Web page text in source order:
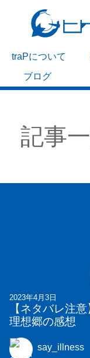
traPについて
ブログ
記事
2023年4月3日
【ネタバレ注
理想郷の感想
say_illness